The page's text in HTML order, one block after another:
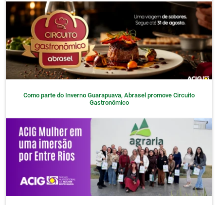
Como parte do Inverno Guarapuava, Abrasel promove Circuito
Gastronômico